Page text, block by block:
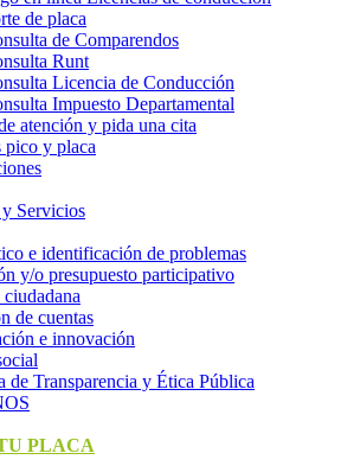
de placa
de Comparendos
Runt
Licencia de Conducción
Impuesto Departamental
atención y pida una cita
pico y placa
Servicios
e identificación de problemas
y/o presupuesto participativo​
de cuentas
e innovación
de Transparencia y Ética Pública
PLACA